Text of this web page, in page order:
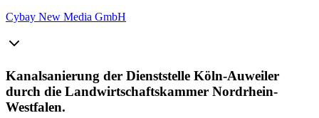
Cybay New Media GmbH
Kanalsanierung der Dienststelle Köln-Auweiler
durch die Landwirtschaftskammer Nordrhein-
Westfalen.